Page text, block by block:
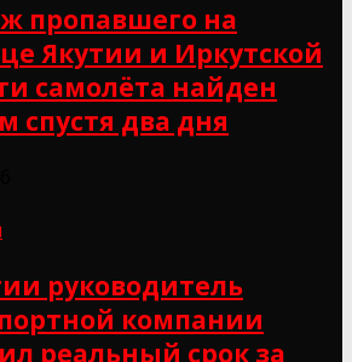
пропавшего на
Якутии и Иркутской
самолёта найден
спустя два дня
руководитель
компании
реальный срок за